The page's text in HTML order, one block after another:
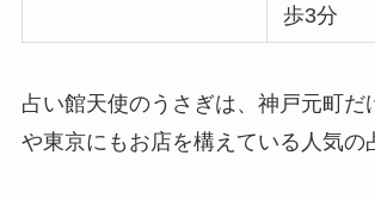
歩3分
占い館天使のうさぎは、神戸元町だ
や東京にもお店を構えている人気の